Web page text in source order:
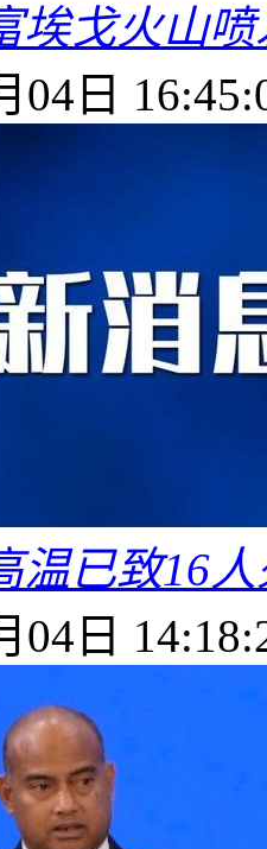
埃戈火山
04日
温已致16
04日